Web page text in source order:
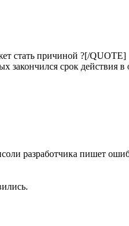
стать причиной ?[/QUOTE]
закончился срок действия
разработчика пишет